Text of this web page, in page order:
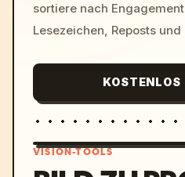
sortiere nach
Lesezeichen, Reposts und
KOSTENLOS
VISION-TOOLS